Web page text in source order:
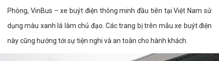
Phòng, VinBus – xe buýt điện thông minh đầu tiên tại Việt Nam sử
dụng màu xanh lá làm chủ đạo. Các trang bị trên mẫu xe buýt điện
này cũng hướng tới sự tiện nghi và an toàn cho hành khách.